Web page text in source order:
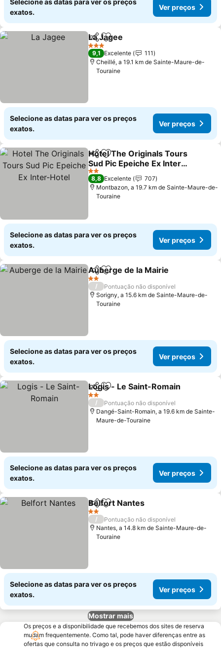
Selecione as datas para ver os preços
exatos.
Ver preços
PartilharAdicionar aos favoritos
La Jagee
3 Estrelas
9,1 Excelente
111
Cheillé, a 19.1 km de Sainte-Maure-de-
Touraine
Selecione as datas para ver os preços
exatos.
Ver preços
PartilharAdicionar aos favoritos
Hotel The Originals Tours
Sud Pic Epeiche Ex Inter-
Hotel
Ver preços
2 Estrelas
8,8 Excelente
707
Montbazon, a 19.7 km de Sainte-Maure-de-
Touraine
Selecione as datas para ver os preços
exatos.
Ver preços
PartilharAdicionar aos favoritos
Auberge de la Mairie
2 Estrelas
/
Pontuação não disponível
Sorigny, a 15.6 km de Sainte-Maure-de-
Touraine
Selecione as datas para ver os preços
exatos.
Ver preços
PartilharAdicionar aos favoritos
Logis - Le Saint-Romain
2 Estrelas
/
Pontuação não disponível
Dangé-Saint-Romain, a 19.6 km de Sainte-
Maure-de-Touraine
Selecione as datas para ver os preços
exatos.
Ver preços
PartilharAdicionar aos favoritos
Belfort Nantes
2 Estrelas
/
Pontuação não disponível
Nantes, a 14.8 km de Sainte-Maure-de-
Touraine
Selecione as datas para ver os preços
exatos.
Ver preços
Mostrar mais
Os preços e a disponibilidade que recebemos dos sites de reserva
mudam frequentemente. Como tal, pode haver diferenças entre as
ofertas que consulta no trivago e os preços que estão disponíveis